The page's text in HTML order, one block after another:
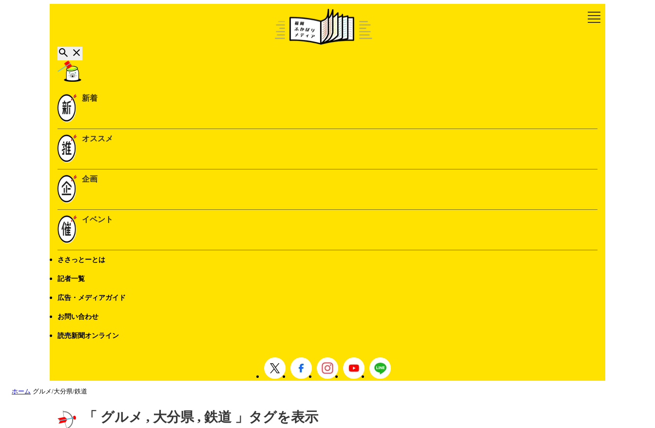
新着
オススメ
企画
イベント
ささっとーとは
記者一覧
広告・メディアガイド
お問い合わせ
読売新聞オンライン
ホーム グルメ/大分県/鉄道
「 グルメ , 大分県 , 鉄道 」タグを表示